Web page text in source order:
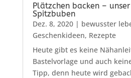
Plätzchen backen –
Spitzbuben
Dez. 8, 2020| bewusster
Geschenkideen, Rezepte
Heute gibt es keine
Bastelvorlage und auch
Tipp, denn heute wird